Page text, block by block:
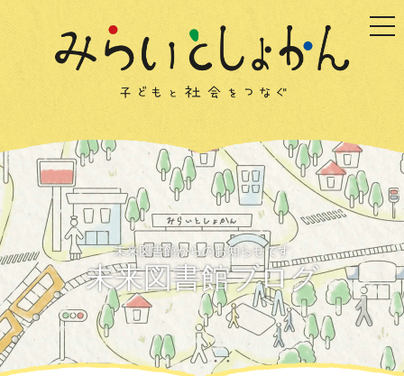
未来図書館からのお知らせです
未来図書館ブログ